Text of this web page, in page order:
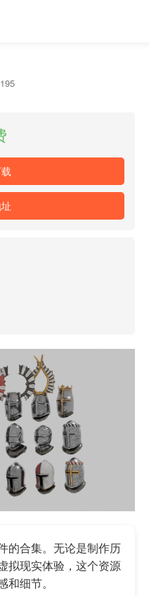
195
的合集。无论是制作历
拟现实体验，这个资源
细节。